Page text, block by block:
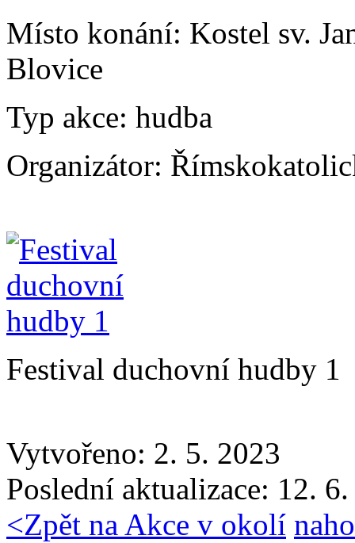
Místo konání: Kostel sv.
Blovice
Typ akce: hudba
Organizátor:
Festival duchovní hudby 1
Vytvořeno: 2. 5. 2023
Poslední aktualizace: 12.
<Zpět na Akce v okolí